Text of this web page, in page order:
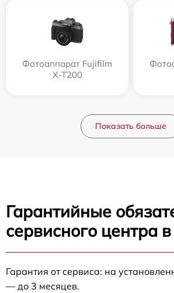
Фотоаппарат Fujifilm
X-T200
Показать больше
Гарантийные
сервисного центра
Гарантия от сервиса: на
— до 3 месяцев.